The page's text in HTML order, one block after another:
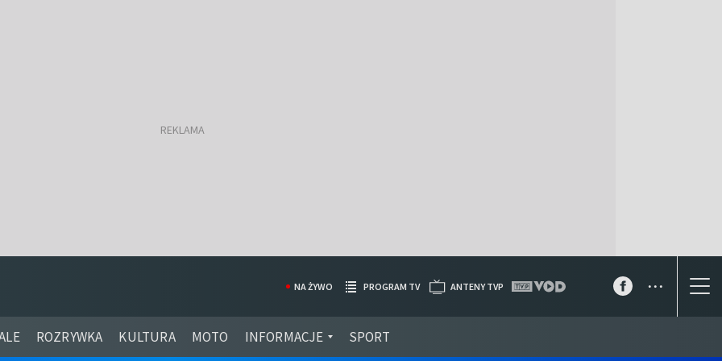
ROZRYWKA KULTURA MOTO INFORMACJE SPORT
NA ŻYWO PROGRAM TV ANTENY TVP ...